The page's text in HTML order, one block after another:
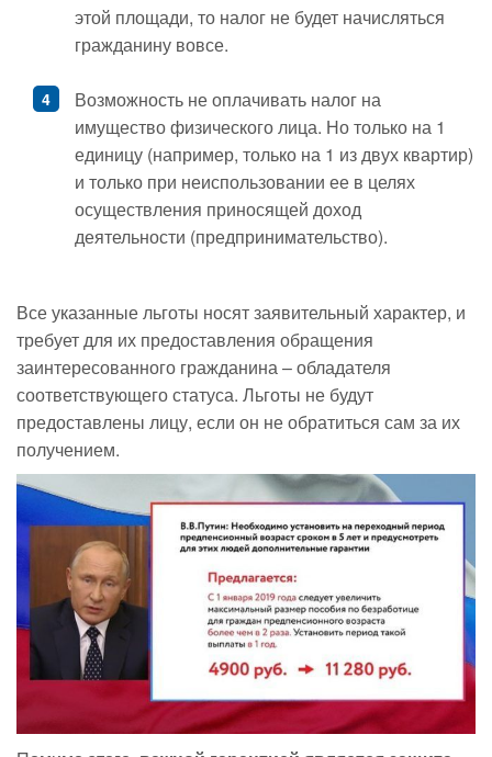
этой площади, то налог не будет начисляться
гражданину вовсе.
Возможность не оплачивать налог на
имущество физического лица. Но только на 1
единицу (например, только на 1 из двух квартир)
и только при неиспользовании ее в целях
осуществления приносящей доход
деятельности (предпринимательство).
Все указанные льготы носят заявительный характер, и
требует для их предоставления обращения
заинтересованного гражданина – обладателя
соответствующего статуса. Льготы не будут
предоставлены лицу, если он не обратиться сам за их
получением.